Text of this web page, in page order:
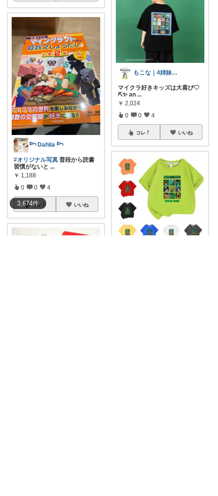
3,674件
𓆸 Dahlia 𓆸
#オリジナル写真 普段から読書
習慣がないと ...
￥ 1,188
0 0 4
コレ いいね
もこな｜4姉妹ママ×子供のも×家事ラク
マイクラ好きキッズは大喜び♡
⛏️✨ an ...
￥ 2,024
0 0 4
コレ いいね